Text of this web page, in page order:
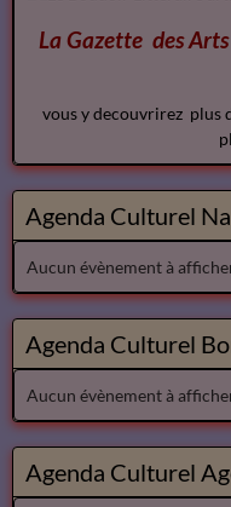
La Gazette des
vous y decouvrirez plus
Agenda Culturel
Aucun évènement à
Agenda Culturel
Aucun évènement à
Agenda Culturel